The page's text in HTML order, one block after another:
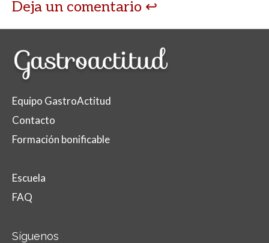
Deja un comentario
Equipo GastroActitud
Contacto
Formación bonificable
Escuela
FAQ
Síguenos